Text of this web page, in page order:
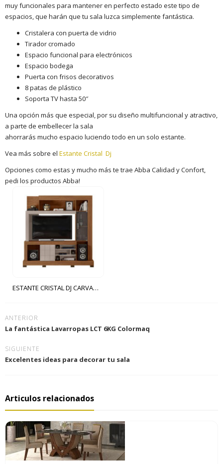
muy funcionales para mantener en perfecto estado este tipo de
espacios, que harán que tu sala luzca simplemente fantástica.
Cristalera con puerta de vidrio
Tirador cromado
Espacio funcional para electrónicos
Espacio bodega
Puerta con frisos decorativos
8 patas de plástico
Soporta TV hasta 50″
Una opción más que especial, por su diseño multifuncional y atractivo,
a parte de embellecer la sala
ahorrarás mucho espacio luciendo todo en un solo estante.
Vea más sobre el Estante Cristal Dj
Opciones como estas y mucho más te trae Abba Calidad y Confort,
pedi los productos Abba!
ESTANTE CRISTAL DJ CARVALLO NOBRE|GRIS
ANTERIOR
La fantástica Lavarropas LCT 6KG Colormaq
SIGUIENTE
Excelentes ideas para decorar tu sala
Articulos relacionados